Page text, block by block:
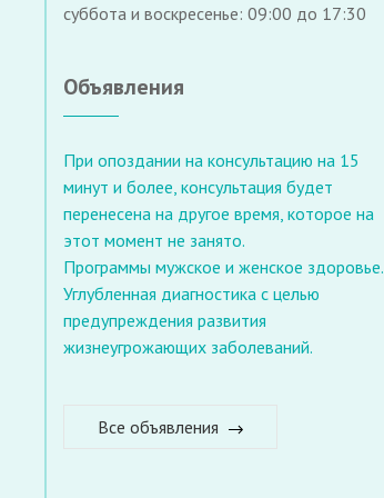
суббота и воскресенье: 09:00 до 17:30
Объявления
При опоздании на консультацию на 15
минут и более, консультация будет
перенесена на другое время, которое на
этот момент не занято.
Программы мужское и женское здоровье.
Углубленная диагностика с целью
предупреждения развития
жизнеугрожающих заболеваний.
Все объявления